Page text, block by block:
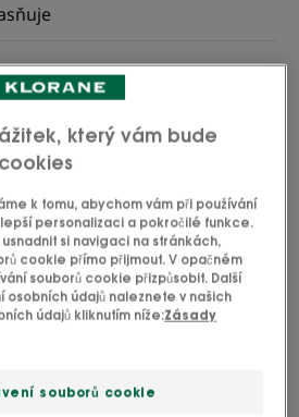
- Mdlé vlasy
který vám bude
k tomu, abychom vám při používání
personalizaci a pokročilé funkce.
si navigaci na stránkách,
cookie přímo přijmout. V opačném
souborů cookie přizpůsobit. Další
údajů naleznete v našich
údajů kliknutím níže:Zásady
souborů cookie